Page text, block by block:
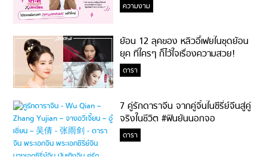
ความงาม
ย้อน 12 ลุคของ หลิวอี้เฟยในชุดย้อน
ยุค ที่ใครๆ ก็ไว้ใจเรื่องความสวย!
ดารา
7 คู่รักดาราจีน จากคู่จิ้นในซีรี่ย์จีนสู่คู่
จริงในชีวิต #ฟินยันนอกจอ
ดารา